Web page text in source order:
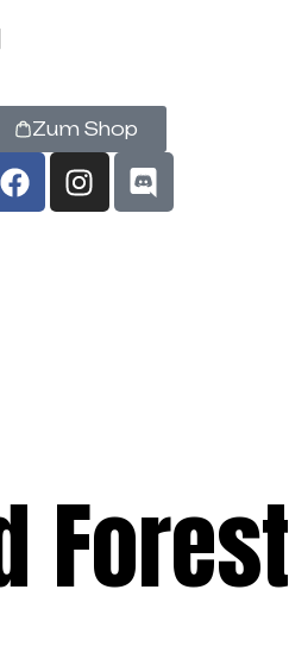
Zum Shop
Forest